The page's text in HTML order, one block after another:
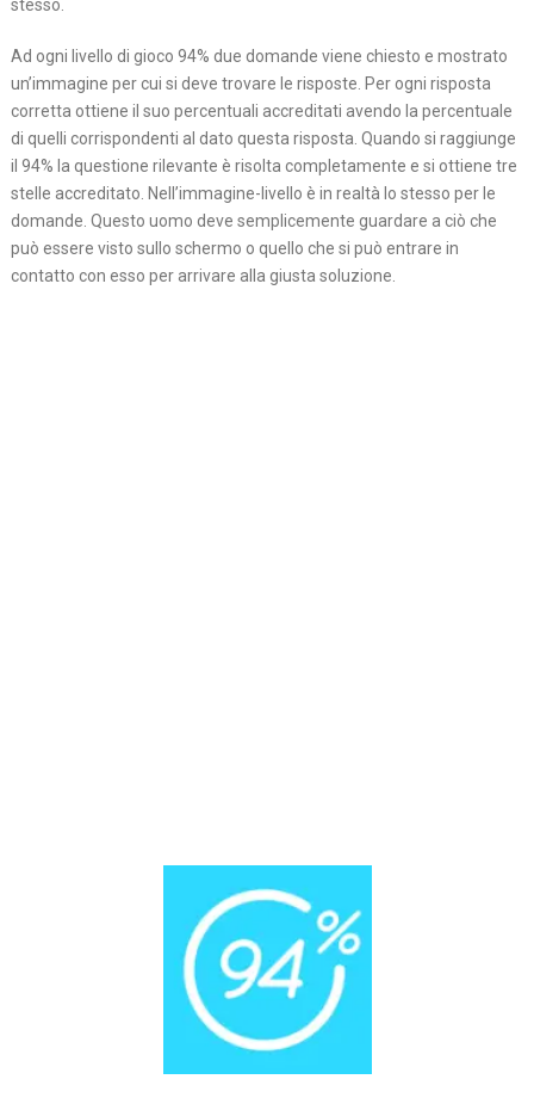
stesso.
Ad ogni livello di gioco 94% due domande viene chiesto e mostrato
un’immagine per cui si deve trovare le risposte. Per ogni risposta
corretta ottiene il suo percentuali accreditati avendo la percentuale
di quelli corrispondenti al dato questa risposta. Quando si raggiunge
il 94% la questione rilevante è risolta completamente e si ottiene tre
stelle accreditato. Nell’immagine-livello è in realtà lo stesso per le
domande. Questo uomo deve semplicemente guardare a ciò che
può essere visto sullo schermo o quello che si può entrare in
contatto con esso per arrivare alla giusta soluzione.